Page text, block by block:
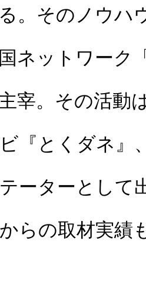
。そのノウハ
ネットワーク
宰。その活動
『とくダネ』
ーターとして
らの取材実績